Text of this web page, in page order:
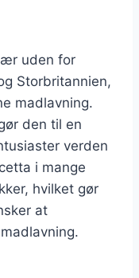
uden for
Storbritannien,
madlavning.
den til en
verden
i mange
hvilket gør
at